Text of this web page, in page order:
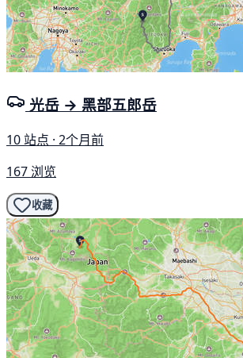
光岳 → 黑部五郎岳
10 站点 · 2个月前
167 浏览
收藏